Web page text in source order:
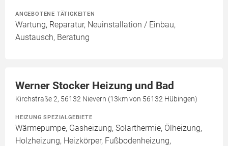
ANGEBOTENE TÄTIGKEITEN
Wartung, Reparatur, Neuinstallation / Einbau,
Austausch, Beratung
Werner Stocker Heizung und Bad
Kirchstraße 2, 56132 Nievern (13km von 56132 Hübingen)
HEIZUNG SPEZIALGEBIETE
Wärmepumpe, Gasheizung, Solarthermie, Ölheizung,
Holzheizung, Heizkörper, Fußbodenheizung,